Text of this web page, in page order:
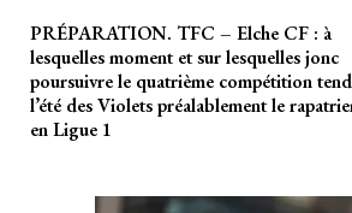
PRÉPARATION. TFC – Elche CF : à
lesquelles moment et sur lesquelles jonc
poursuivre le quatrième compétition
l’été des Violets préalablement le
en Ligue 1